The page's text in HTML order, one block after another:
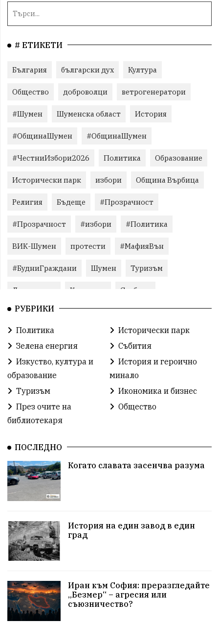
# ЕТИКЕТИ
България български дух Култура
Общество доброволци ветрогенератори
#Шумен Шуменска област История
#ОбщинаШумен #ОбщинаШумен
#ЧестниИзбори2026 Политика Образование
Исторически парк избори Община Върбица
Религия Бъдеще #Прозрачност
#Прозрачност #избори #Политика
ВИК-Шумен протести #МафияВън
#БудниГраждани Шумен Туризъм
Литература Корупция Свобода
Справедливост
Събития Здраве Безводие
Безводие Война на пътя
#СилаНаНарода контрапротести
#България
ИсторическиПарк ДетекторНаЛъжата
100НационалниОбекта Пещера „Бисерна"
АкваЯнтра
КуюмджийскаЧаршия ИсторииЗаШумен
СъбитияКрайШумен
ЕнергиенШок ПрироднаАптека
БилкитеНаБългария
РУБРИКИ
Политика
Исторически парк
Зелена енергия
Събития
Изкуство, култура и
образование
История и героично
минало
Туризъм
Икономика и бизнес
През очите на
библиотекаря
Общество
ПОСЛЕДНО
Когато славата засенчва разума
История на един завод в един
град
Иран към София: преразгледайте
„Безмер“ – агресия или
съюзничество?